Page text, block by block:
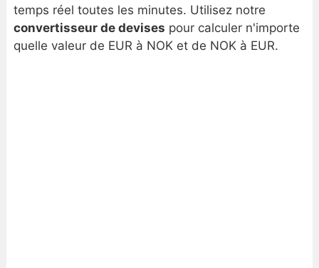
Historique euro/couronne norvégienne
temps réel toutes les minutes. Utilisez notre
convertisseur de devises pour calculer n'importe
quelle valeur de EUR à NOK et de NOK à EUR.